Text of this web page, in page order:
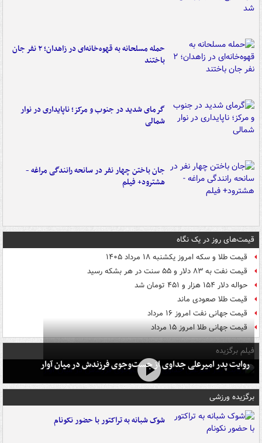
حمله مسلحانه به قهوه‌خانه‌ای در زاهدان؛ ۲ نفر جان
باختند
گرمای شدید در جنوب و مرکز؛ ناپایداری در نوار
شمالی
جان باختن چهار نفر در سانحه رانندگی مراغه -
هشترود+ فیلم
قیمت‌های روز در یک نگاه
قیمت طلا و سکه امروز یکشنبه ۱۸ مرداد ۱۴۰۵
قیمت نفت به ۸۳ دلار و ۵۵ سنت در هر بشکه رسید
حواله دلار ۱۵۴ هزار و ۴۵۱ تومان شد
قیمت طلا صعودی ماند
قیمت جهانی نفت امروز ۱۶ مرداد
قیمت جهانی طلا امروز ۱۵ مرداد
فیلم برگزیده
روایت پدر امیرعلی جداوی از جست‌وجوی فرزندش در میان آوار
برگزیده ورزشی
شوک شبانه به تراکتور با حضور نکونام